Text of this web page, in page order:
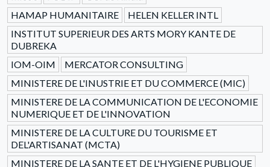
HAMAP HUMANITAIRE
HELEN KELLER INTL
INSTITUT SUPERIEUR DES ARTS MORY KANTE DE
DUBREKA
IOM-OIM
MERCATOR CONSULTING
MINISTERE DE L'INUSTRIE ET DU COMMERCE (MIC)
MINISTERE DE LA COMMUNICATION DE L'ECONOMIE
NUMERIQUE ET DE L'INNOVATION
MINISTERE DE LA CULTURE DU TOURISME ET
DEL'ARTISANAT (MCTA)
MINISTERE DE LA SANTE ET DE L'HYGIENE PUBLIQUE